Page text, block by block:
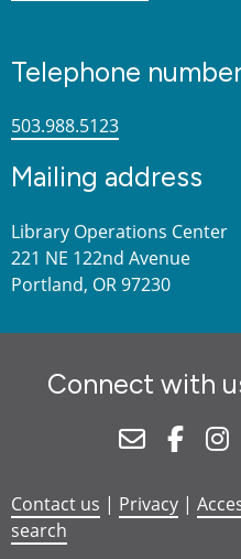
Telephone
503.988.5123
Mailing address
Library Operations Center
221 NE 122nd Avenue
Portland, OR 97230
Connect with
Newsletter
Contact us | Privacy |
search